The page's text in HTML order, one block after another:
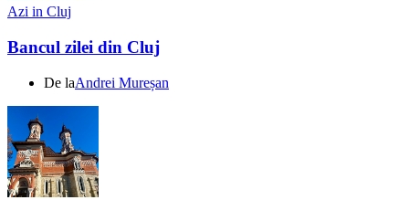
Azi in Cluj
Bancul zilei din Cluj
De laAndrei Mureșan